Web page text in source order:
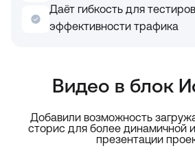
Даёт гибкость для
эффективности трафика
Видео в блок
Добавили возможность
сторис для более динамичной
презентации